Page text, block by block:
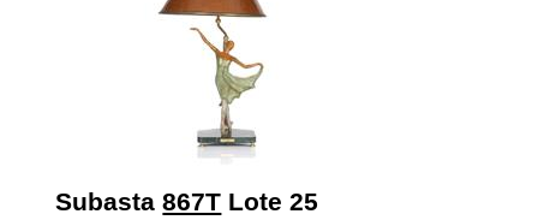
Subasta 867T Lote 25